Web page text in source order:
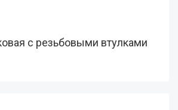
с резьбовыми втулками